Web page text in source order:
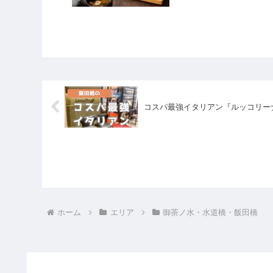
コスパ最強イタリアン『ルッコリー
ホーム エリア 御茶ノ水・水道橋・飯田橋